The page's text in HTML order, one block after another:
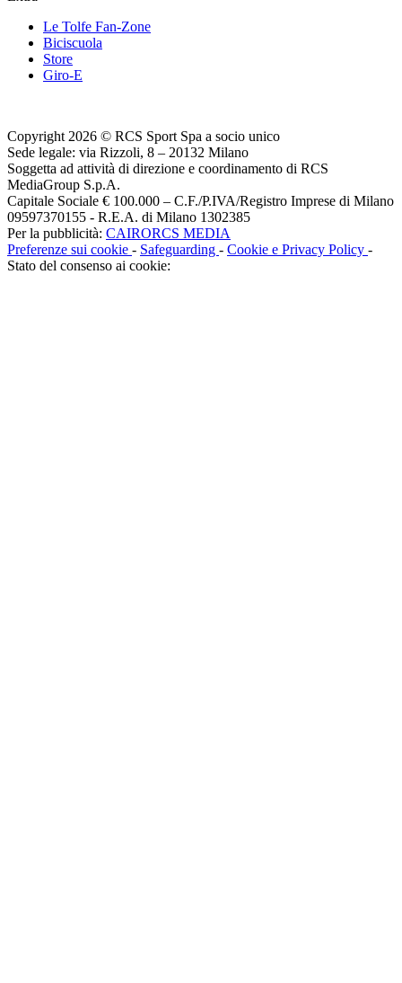
Le Tolfe Fan-Zone
Biciscuola
Store
Giro-E
Copyright 2026 © RCS Sport Spa a socio unico
Sede legale: via Rizzoli, 8 – 20132 Milano
Soggetta ad attività di direzione e coordinamento di RCS
MediaGroup S.p.A.
Capitale Sociale € 100.000 – C.F./P.IVA/Registro Imprese di Milano
09597370155 - R.E.A. di Milano 1302385
Per la pubblicità: CAIRORCS MEDIA
Preferenze sui cookie - Safeguarding - Cookie e Privacy Policy -
Stato del consenso ai cookie: